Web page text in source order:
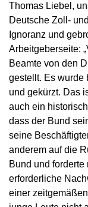
Thomas Liebel,
Deutsche Zoll-
Ignoranz und
Arbeitgeberseite:
Beamte von den
gestellt. Es wurde
und gekürzt. Das
auch ein
dass der Bund
seine
anderem auf die
Bund und forderte
erforderliche
einer